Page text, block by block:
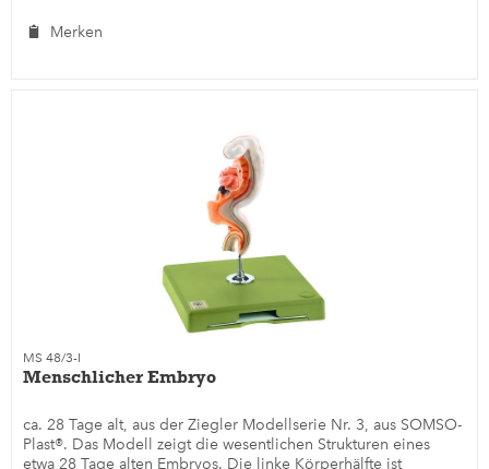
Merken
MS 48/3-I
Menschlicher Embryo
ca. 28 Tage alt, aus der Ziegler Modellserie Nr. 3, aus SOMSO-
Plast®. Das Modell zeigt die wesentlichen Strukturen eines
etwa 28 Tage alten Embryos. Die linke Körperhälfte ist